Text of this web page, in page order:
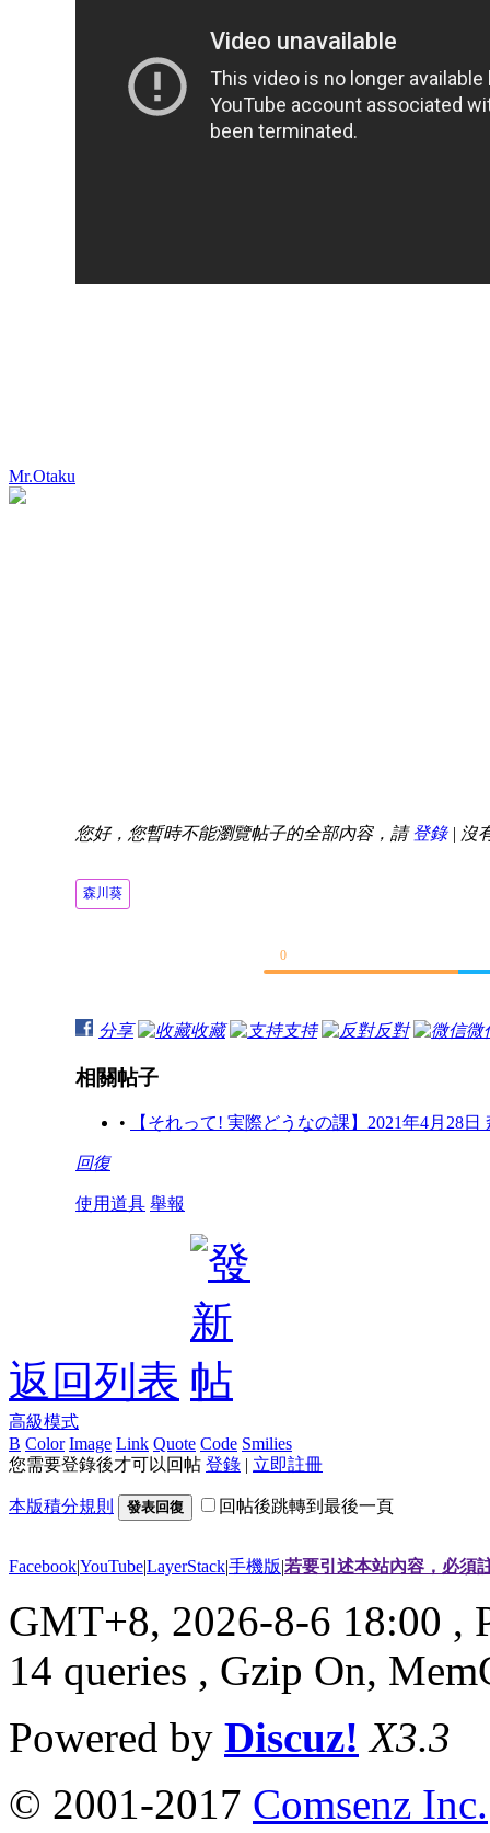
Mr.Otaku
您好，您暫時不能瀏覽帖子的全部內容，請登錄| 沒
森川葵
0
分享 收藏 支持 反對 微
相關帖子
• 【それって! 実際どうなの課】2021年4月28日
回復
使用道具 舉報
返回列表
高級模式
B Color Image Link Quote Code Smilies
您需要登錄後才可以回帖 登錄 | 立即註冊
本版積分規則 發表回復 回帖後跳轉到最後一頁
Facebook|YouTube|LayerStack|手機版|若要引述本站內容，必須
GMT+8, 2026-8-6 18:00 ,
14 queries , Gzip On,
Powered by Discuz! X3.3
© 2001-2017 Comsenz Inc.